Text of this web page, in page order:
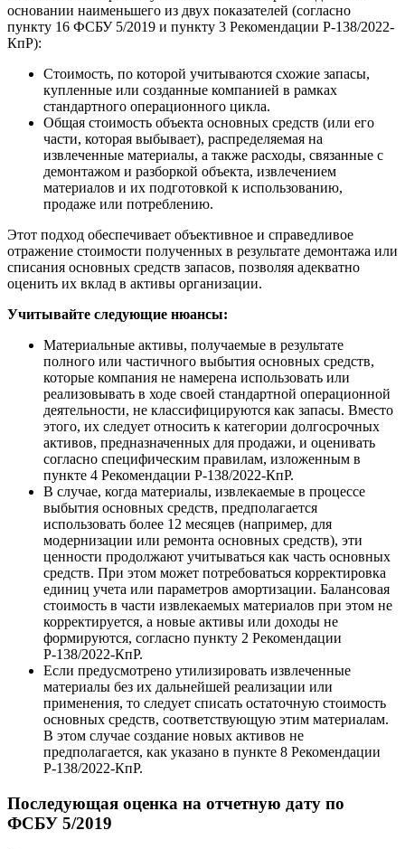
основании наименьшего из двух показателей (согласно
пункту 16 ФСБУ 5/2019 и пункту 3 Рекомендации Р-138/2022-
КпР):
Стоимость, по которой учитываются схожие запасы,
купленные или созданные компанией в рамках
стандартного операционного цикла.
Общая стоимость объекта основных средств (или его
части, которая выбывает), распределяемая на
извлеченные материалы, а также расходы, связанные с
демонтажом и разборкой объекта, извлечением
материалов и их подготовкой к использованию,
продаже или потреблению.
Этот подход обеспечивает объективное и справедливое
отражение стоимости полученных в результате демонтажа или
списания основных средств запасов, позволяя адекватно
оценить их вклад в активы организации.
Учитывайте следующие нюансы:
Материальные активы, получаемые в результате
полного или частичного выбытия основных средств,
которые компания не намерена использовать или
реализовывать в ходе своей стандартной операционной
деятельности, не классифицируются как запасы. Вместо
этого, их следует относить к категории долгосрочных
активов, предназначенных для продажи, и оценивать
согласно специфическим правилам, изложенным в
пункте 4 Рекомендации Р-138/2022-КпР.
В случае, когда материалы, извлекаемые в процессе
выбытия основных средств, предполагается
использовать более 12 месяцев (например, для
модернизации или ремонта основных средств), эти
ценности продолжают учитываться как часть основных
средств. При этом может потребоваться корректировка
единиц учета или параметров амортизации. Балансовая
стоимость в части извлекаемых материалов при этом не
корректируется, а новые активы или доходы не
формируются, согласно пункту 2 Рекомендации
Р-138/2022-КпР.
Если предусмотрено утилизировать извлеченные
материалы без их дальнейшей реализации или
применения, то следует списать остаточную стоимость
основных средств, соответствующую этим материалам.
В этом случае создание новых активов не
предполагается, как указано в пункте 8 Рекомендации
Р-138/2022-КпР.
Последующая оценка на отчетную дату по
ФСБУ 5/2019